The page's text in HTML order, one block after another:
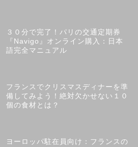
３０分で完了！パリの交通定期券
『Navigo』オンライン購入：日本
語完全マニュアル
フランスでクリスマスディナーを準
備してみよう！絶対欠かせない１０
個の食材とは？
ヨーロッパ駐在員向け：フランスの